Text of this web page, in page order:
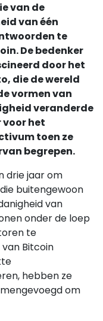
van de
van één
te
De bedenker
door het
die de wereld
vormen van
veranderde
voor het
toen ze
begrepen.
drie jaar om
buitengewoon
van
onder de loep
te
Bitcoin
hebben ze
om